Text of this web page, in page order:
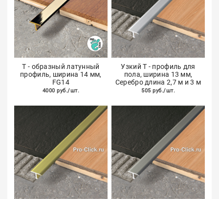
Т - образный латунный
профиль, ширина 14 мм,
FG14
4000 руб./шт.
Узкий T - профиль для
пола, ширина 13 мм,
Серебро длина 2,7 м и 3 м
505 руб./шт.